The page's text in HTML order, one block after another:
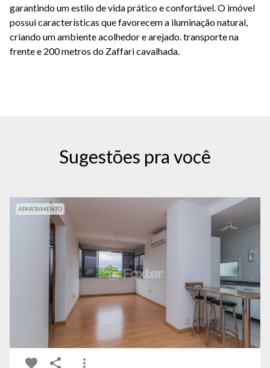
garantindo um estilo de vida prático e confortável. O imóvel
possui características que favorecem a iluminação natural,
criando um ambiente acolhedor e arejado. transporte na
frente e 200 metros do Zaffari cavalhada.
Sugestões pra você
APARTAMENTO